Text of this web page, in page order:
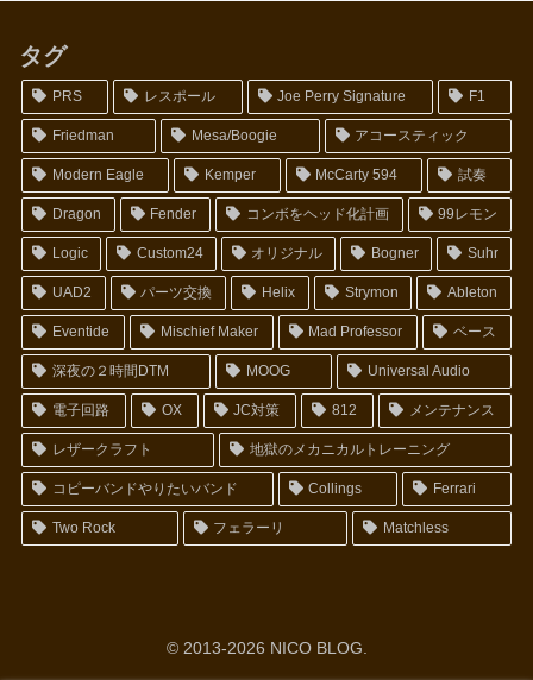
タグ
PRS レスポール Joe Perry Signature F1
Friedman Mesa/Boogie アコースティック
Modern Eagle Kemper McCarty 594 試奏
Dragon Fender コンボをヘッド化計画 99レモン
Logic Custom24 オリジナル Bogner Suhr
UAD2 パーツ交換 Helix Strymon Ableton
Eventide Mischief Maker Mad Professor ベース
深夜の２時間DTM MOOG Universal Audio
電子回路 OX JC対策 812 メンテナンス
レザークラフト 地獄のメカニカルトレーニング
コピーバンドやりたいバンド Collings Ferrari
Two Rock フェラーリ Matchless
© 2013-2026 NICO BLOG.